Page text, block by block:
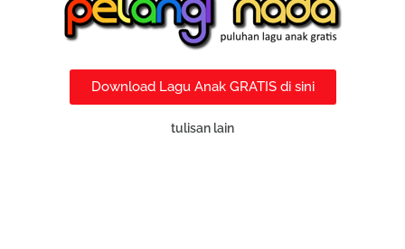
Download Lagu Anak GRATIS di sini
tulisan lain